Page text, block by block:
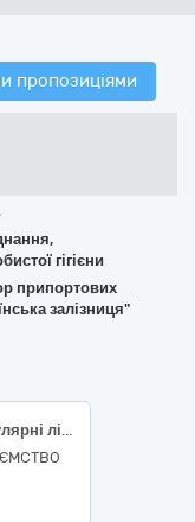
пропозиціями
гігієни
припортових
залізниця"
Офтальмологічні вироби та інтраокулярні лінзи